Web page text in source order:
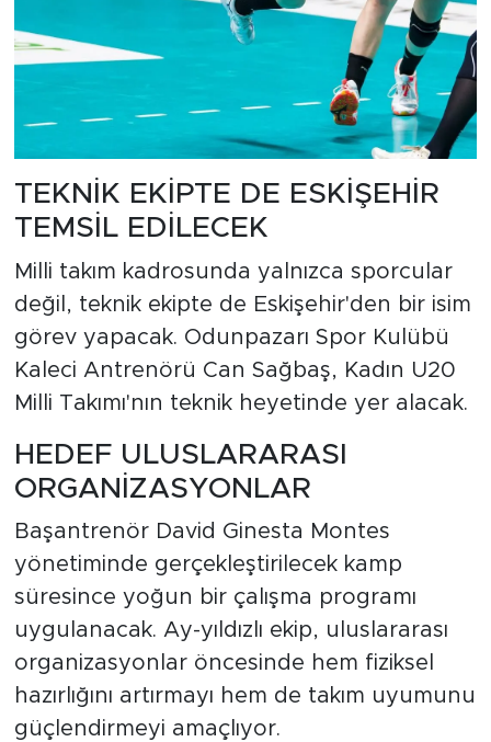
TEKNİK EKİPTE DE ESKİŞEHİR
TEMSİL EDİLECEK
Milli takım kadrosunda yalnızca sporcular
değil, teknik ekipte de Eskişehir'den bir isim
görev yapacak. Odunpazarı Spor Kulübü
Kaleci Antrenörü Can Sağbaş, Kadın U20
Milli Takımı'nın teknik heyetinde yer alacak.
HEDEF ULUSLARARASI
ORGANİZASYONLAR
Başantrenör David Ginesta Montes
yönetiminde gerçekleştirilecek kamp
süresince yoğun bir çalışma programı
uygulanacak. Ay-yıldızlı ekip, uluslararası
organizasyonlar öncesinde hem fiziksel
hazırlığını artırmayı hem de takım uyumunu
güçlendirmeyi amaçlıyor.